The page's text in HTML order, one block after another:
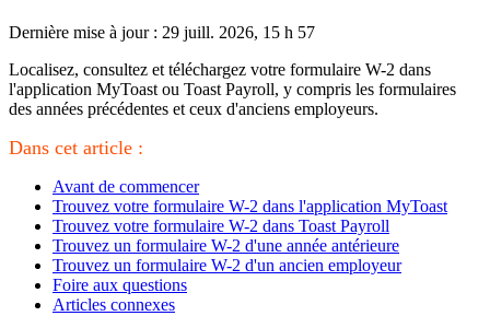
Dernière mise à jour : 29 juill. 2026, 15 h 57
Localisez, consultez et téléchargez votre formulaire W-2 dans
l'application MyToast ou Toast Payroll, y compris les formulaires
des années précédentes et ceux d'anciens employeurs.
Dans cet article :
Avant de commencer
Trouvez votre formulaire W-2 dans l'application MyToast
Trouvez votre formulaire W-2 dans Toast Payroll
Trouvez un formulaire W-2 d'une année antérieure
Trouvez un formulaire W-2 d'un ancien employeur
Foire aux questions
Articles connexes